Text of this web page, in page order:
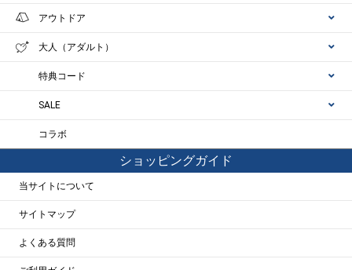
アウトドア
大人（アダルト）
特典コード
SALE
コラボ
ショッピングガイド
当サイトについて
サイトマップ
よくある質問